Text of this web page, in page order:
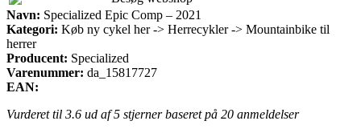
Navn: Specialized Epic Comp – 2021
Kategori: Køb ny cykel her -> Herrecykler -> Mountainbike til
herrer
Producent: Specialized
Varenummer: da_15817727
EAN:
Vurderet til 3.6 ud af 5 stjerner baseret på 20 anmeldelser